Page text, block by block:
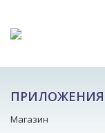
ПРИЛОЖЕНИЯ
Магазин